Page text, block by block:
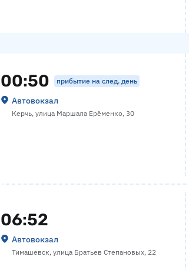
00:50 прибытие на след. день
Автовокзал
Керчь, улица Маршала Ерёменко, 30
06:52
Автовокзал
Тимашевск, улица Братьев Степановых, 22